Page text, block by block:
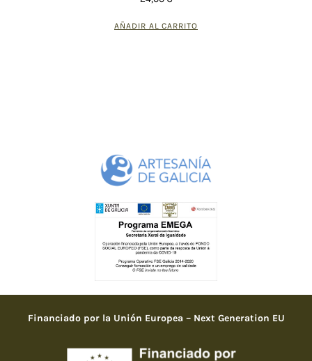
AÑADIR AL CARRITO
Financiado por la Unión Europea – Next Generation EU